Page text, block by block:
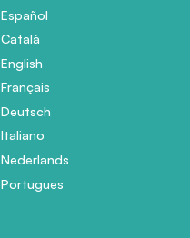
Español
Català
English
Français
Deutsch
Italiano
Nederlands
Portugues